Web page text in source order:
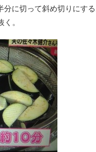
に切って斜め切りにする
。